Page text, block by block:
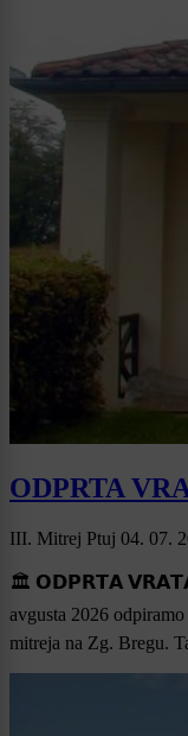
ODPRTA
III. Mitrej Ptuj 04. 07.
🏛 𝗢𝗗𝗣𝗥𝗧𝗔 𝗩𝗥𝗔𝗧𝗔
avgusta 2026
mitreja na Zg. Bregu.